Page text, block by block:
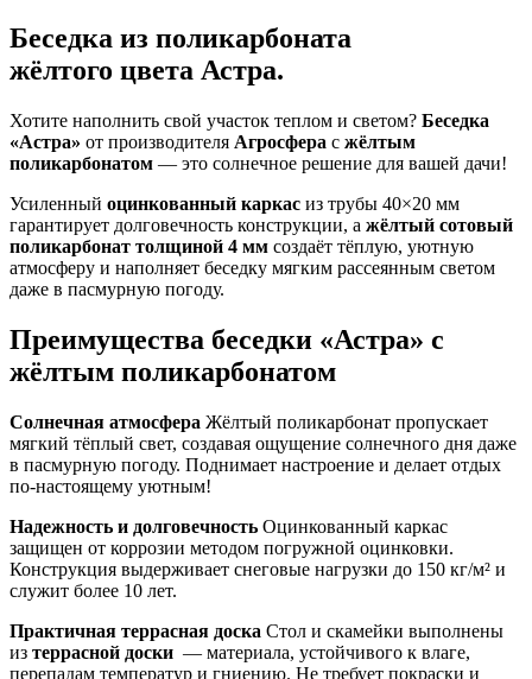
Беседка из поликарбоната
жёлтого цвета Астра.
Хотите наполнить свой участок теплом и светом? Беседка
«Астра» от производителя Агросфера с жёлтым
поликарбонатом — это солнечное решение для вашей дачи!
Усиленный оцинкованный каркас из трубы 40×20 мм
гарантирует долговечность конструкции, а жёлтый сотовый
поликарбонат толщиной 4 мм создаёт тёплую, уютную
атмосферу и наполняет беседку мягким рассеянным светом
даже в пасмурную погоду.
Преимущества беседки «Астра» с
жёлтым поликарбонатом
Солнечная атмосфера Жёлтый поликарбонат пропускает
мягкий тёплый свет, создавая ощущение солнечного дня даже
в пасмурную погоду. Поднимает настроение и делает отдых
по-настоящему уютным!
Надежность и долговечность Оцинкованный каркас
защищен от коррозии методом погружной оцинковки.
Конструкция выдерживает снеговые нагрузки до 150 кг/м² и
служит более 10 лет.
Практичная террасная доска Стол и скамейки выполнены
из террасной доски — материала, устойчивого к влаге,
перепадам температур и гниению. Не требует покраски и